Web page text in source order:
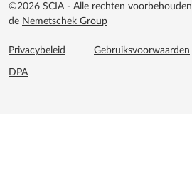
©2026 SCIA - Alle rechten voorbehouden
de Nemetschek Group
Footer menu extra
Privacybeleid Gebruiksvoorwaarden
DPA